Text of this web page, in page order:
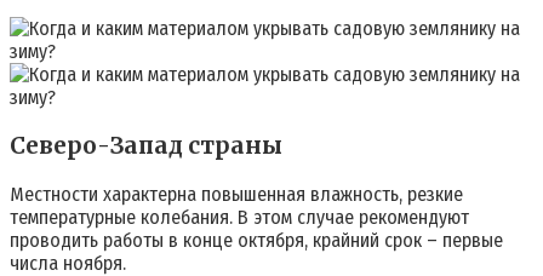
Северо-Запад страны
Местности характерна повышенная влажность, резкие
температурные колебания. В этом случае рекомендуют
проводить работы в конце октября, крайний срок – первые
числа ноября.